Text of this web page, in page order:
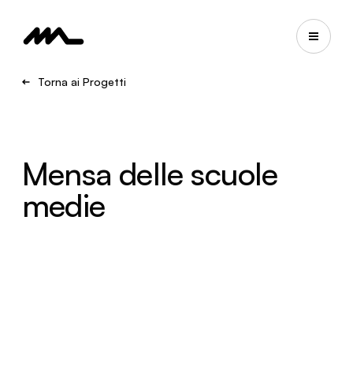
Torna ai Progetti
Mensa delle scuole
medie